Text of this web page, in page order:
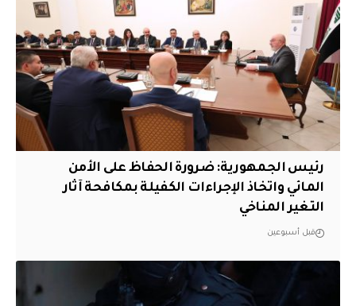
رئيس الجمهورية: ضرورة الحفاظ على الأمن
المائي واتخاذ الإجراءات الكفيلة بمكافحة آثار
التغير المناخي
قبل أسبوعين